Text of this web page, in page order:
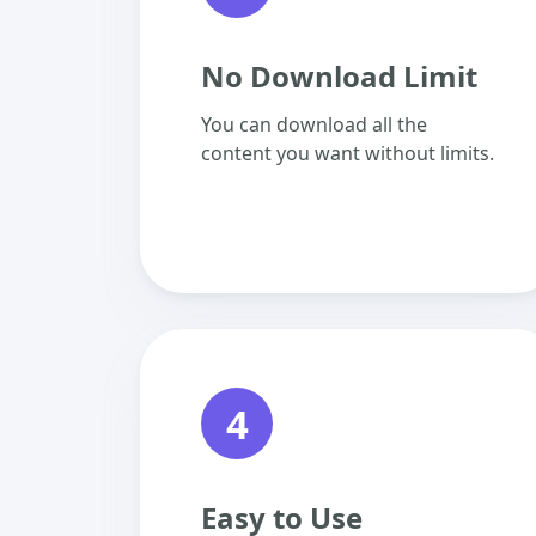
No Download Limit
You can download all the
content you want without limits.
4
Easy to Use